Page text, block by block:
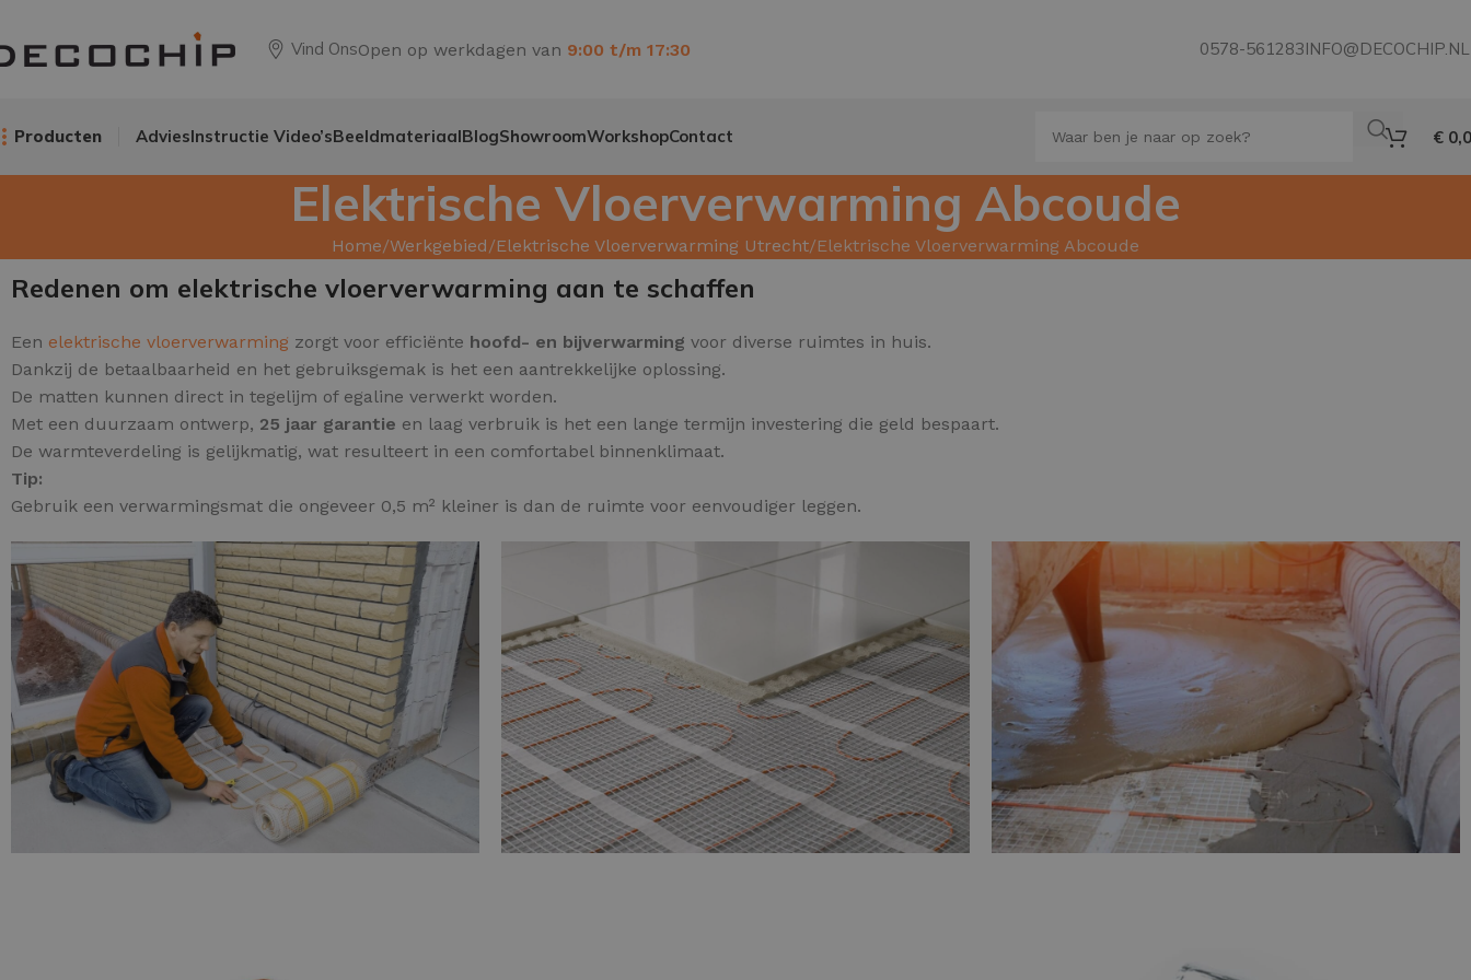
Vind OnsOpen op werkdagen van 9:00 t/m 17:30 0578-561283INFO@DECOCHIP.NL
Producten AdviesInstructie Video’sBeeldmateriaalBlogShowroomWorkshopContact €
Elektrische Vloerverwarming Abcoude
Home Werkgebied Elektrische Vloerverwarming Utrecht Elektrische Vloerverwarming Abcoude
Redenen om elektrische vloerverwarming aan te schaffen
Een elektrische vloerverwarming zorgt voor efficiënte hoofd- en bijverwarming voor diverse ruimtes in huis.
Dankzij de betaalbaarheid en het gebruiksgemak is het een aantrekkelijke oplossing.
De matten kunnen direct in tegelijm of egaline verwerkt worden.
Met een duurzaam ontwerp, 25 jaar garantie en laag verbruik is het een lange termijn investering die geld bespaart.
De warmteverdeling is gelijkmatig, wat resulteert in een comfortabel binnenklimaat.
Tip:
Gebruik een verwarmingsmat die ongeveer 0,5 m² kleiner is dan de ruimte voor eenvoudiger leggen.